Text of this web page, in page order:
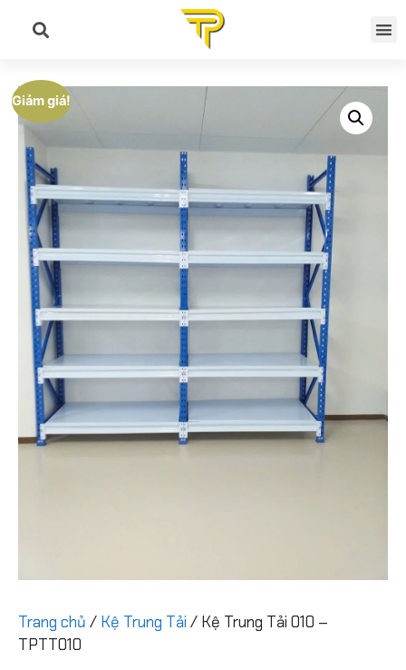
Giảm giá!
Trang chủ / Kệ Trung Tải / Kệ Trung Tải 010 –
TPTT010